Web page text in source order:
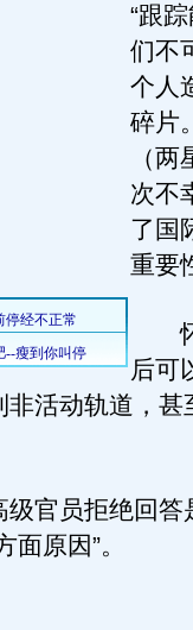
“跟
们不
个人
碎片
（
次不
了国
重要
怀
后可
活动轨道，甚
官员拒绝回答
原因”。